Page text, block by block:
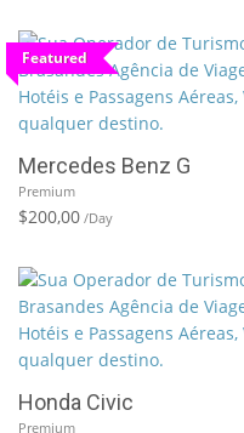
Featured
Mercedes Benz G
Premium
$200,00 /Day
Honda Civic
Premium